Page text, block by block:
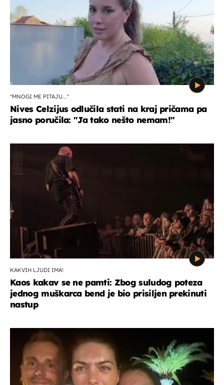
"MNOGI ME PITAJU..."
Nives Celzijus odlučila stati na kraj pričama pa
jasno poručila: "Ja tako nešto nemam!"
KAKVIH LJUDI IMA!
Kaos kakav se ne pamti: Zbog suludog poteza
jednog muškarca bend je bio prisiljen prekinuti
nastup